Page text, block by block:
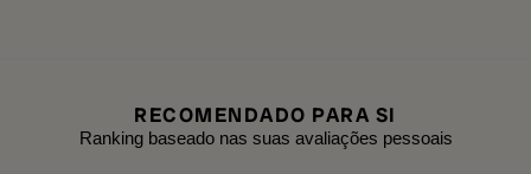
RECOMENDADO PARA SI
Ranking baseado nas suas avaliações pessoais